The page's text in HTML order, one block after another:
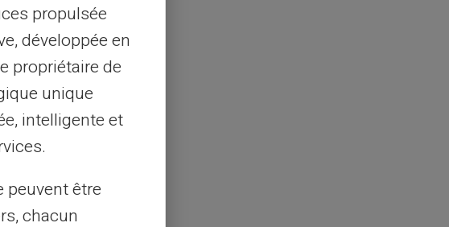
en
propulsée
développée en
propriétaire de
unique
intelligente et
peuvent être
chacun